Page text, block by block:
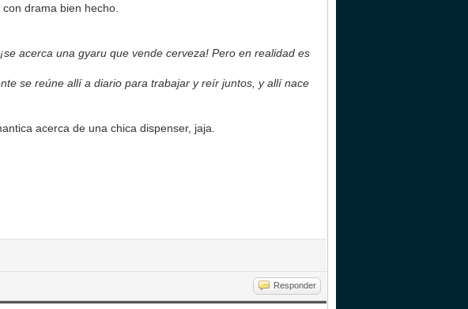
drama bien hecho.
acerca una gyaru que vende cerveza! Pero en realidad es
se reúne allí a diario para trabajar y reír juntos, y allí nace
acerca de una chica dispenser, jaja.
Responder